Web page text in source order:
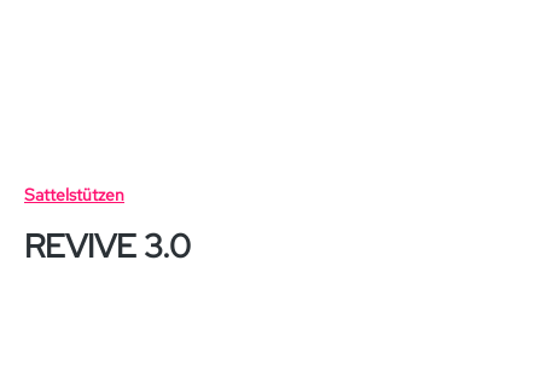
Zum Hauptinhalt springen
Sattelstützen
REVIVE 3.0